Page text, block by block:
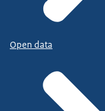
Open data